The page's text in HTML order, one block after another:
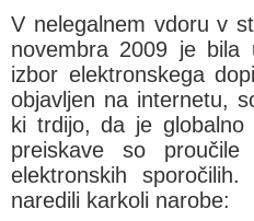
V nelegalnem vdoru v
novembra 2009 je bila
izbor elektronskega
objavljen na internetu,
ki trdijo, da je globalno
preiskave so proučile
elektronskih
naredili karkoli narobe: